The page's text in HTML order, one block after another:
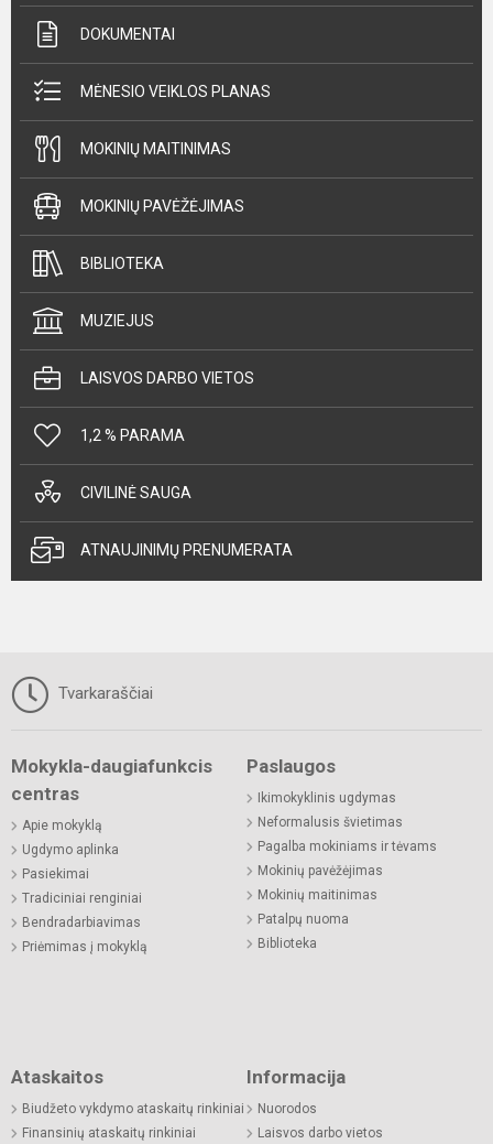
DOKUMENTAI
MĖNESIO VEIKLOS PLANAS
MOKINIŲ MAITINIMAS
MOKINIŲ PAVĖŽĖJIMAS
BIBLIOTEKA
MUZIEJUS
LAISVOS DARBO VIETOS
1,2 % PARAMA
CIVILINĖ SAUGA
ATNAUJINIMŲ PRENUMERATA
Tvarkaraščiai
Mokykla-daugiafunkcis
centras
Apie mokyklą
Ugdymo aplinka
Pasiekimai
Tradiciniai renginiai
Bendradarbiavimas
Priėmimas į mokyklą
Paslaugos
Ikimokyklinis ugdymas
Neformalusis švietimas
Pagalba mokiniams ir tėvams
Mokinių pavėžėjimas
Mokinių maitinimas
Patalpų nuoma
Biblioteka
Ataskaitos
Biudžeto vykdymo ataskaitų rinkiniai
Finansinių ataskaitų rinkiniai
Informacija
Nuorodos
Laisvos darbo vietos